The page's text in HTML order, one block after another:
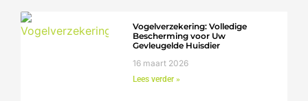
Vogelverzekering: Volledige
Bescherming voor Uw
Gevleugelde Huisdier
16 maart 2026
Lees verder »